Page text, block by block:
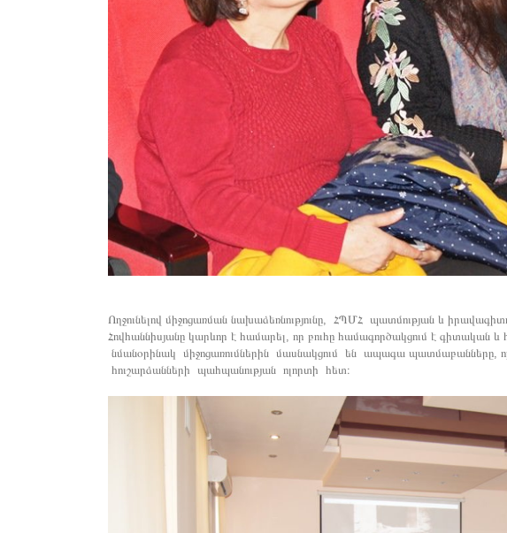
Ողջունելով միջոցառման նախաձեռնությունը, ՀՊՄՀ պատմության և
Հովհաննիսյանը կարևոր է համարել, որ բուհը համագործակցում է
նմանօրինակ միջոցառումներին մասնակցում են ապագա պատմաբանները,
հուշարձանների պահպանության ոլորտի հետ։